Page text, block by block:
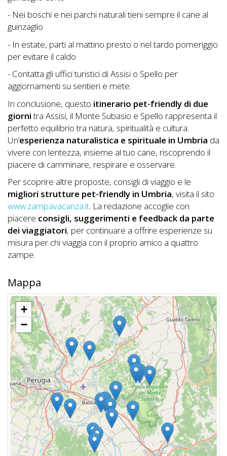
- Nei boschi e nei parchi naturali tieni sempre il cane al
guinzaglio
- In estate, parti al mattino presto o nel tardo pomeriggio
per evitare il caldo
- Contatta gli uffici turistici di Assisi o Spello per
aggiornamenti su sentieri e mete.
In conclusione, questo itinerario pet-friendly di due
giornitra Assisi, il Monte Subasio e Spello rappresenta il
perfetto equilibrio tra natura, spiritualità e cultura.
Un’esperienza naturalistica e spirituale in Umbria da
vivere con lentezza, insieme al tuo cane, riscoprendo il
piacere di camminare, respirare e osservare.
Per scoprire altre proposte, consigli di viaggio e le
migliori strutture pet-friendly in Umbria, visita il sito
www.zampavacanza.it. La redazione accoglie con
piacere consigli, suggerimenti e feedback da parte
dei viaggiatori, per continuare a offrire esperienze su
misura per chi viaggia con il proprio amico a quattro
zampe.
Mappa
+
−